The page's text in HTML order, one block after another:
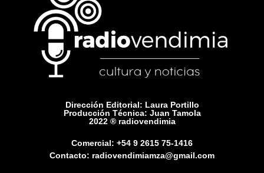
Dirección Editorial: Laura Portillo
Producción Técnica: Juan Tamola
2022 ® radiovendimia
Comercial: +54 9 2615 75-1416
Contacto: radiovendimiamza@gmail.com